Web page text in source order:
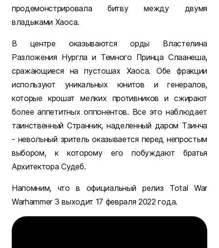
продемонстрировала битву между двумя
владыками Хаоса.
В центре оказываются орды Властелина
Разложения Нургла и Темного Принца Слаанеша,
сражающиеся на пустошах Хаоса. Обе фракции
используют уникальных юнитов и генералов,
которые крошат мелких противников и сжирают
более аппетитных оппонентов. Все это наблюдает
таинственный Странник, наделенный даром Тзинча
- невольный зритель оказывается перед непростым
выбором, к которому его побуждают братья
Архитектора Судеб.
Напомним, что в официальный релиз Total War
Warhammer 3 выходит 17 февраля 2022 года.